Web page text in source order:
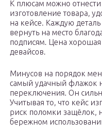
К плюсам можно
изготовление товара,
на кейсе. Каждую
вернуть на место
подписям. Цена хорошая
девайсов.
Минусов на порядок
самый удачный флажок
переключения. Он
Учитывая то, что кейс
риск поломки защёлок,
бережном